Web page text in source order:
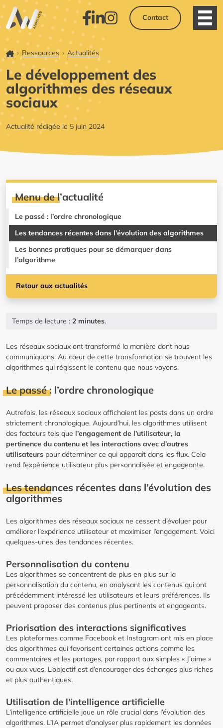
Facebook
LinkedInInstagram
Contact
Accueil
Ressources Actualités
Le développement des
algorithmes des réseaux
sociaux
Actualité rédigée le 5 juin 2024
Menu de l’actualité
Le passé : l’ordre chronologique
Les tendances récentes dans l’évolution des algorithmes
Les bonnes pratiques pour se démarquer dans
l’algorithme
Retour aux actualités
Temps de lecture : 2 minutes.
Les réseaux sociaux ont transformé la manière dont nous
communiquons. Au cœur de cette transformation se trouvent les
algorithmes qui régissent le contenu que nous voyons.
Le passé : l’ordre chronologique
Autrefois, les réseaux sociaux affichaient les posts dans un ordre
strictement chronologique. Aujourd’hui, les algorithmes utilisent
des facteurs tels que l’engagement de l’utilisateur, la
pertinence du contenu et les interactions avec d’autres
utilisateurs pour déterminer ce qui apparaît dans les flux. Cela
rend l’expérience utilisateur plus personnalisée et engageante.
Les tendances récentes dans l’évolution des
algorithmes
Les algorithmes des réseaux sociaux ne cessent d’évoluer pour
améliorer l’expérience utilisateur et maximiser l’engagement. Voici
quelques-unes des tendances récentes.
Personnalisation du contenu
Les algorithmes se concentrent de plus en plus sur la
personnalisation du contenu, en analysant les contenus qui ont
précédemment intéressé les utilisateurs et leurs préférences. Ils
peuvent proposer des contenus plus pertinents et engageants.
Priorisation des interactions significatives
Les plateformes comme Facebook et Instagram ont mis en place
des algorithmes qui favorisent certaines actions comme les
commentaires et les partages, par rapport aux simples « J’aime »
ou aux vues. L’objectif est d’encourager des échanges plus riches
et plus authentiques.
Utilisation de l’intelligence artificielle
L’intelligence artificielle joue un rôle crucial dans l’évolution des
algorithmes. L’IA permet d’analyser plus rapidement les données